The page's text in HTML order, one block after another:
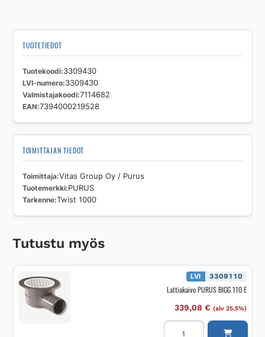
TUOTETIEDOT
Tuotekoodi 3309430
LVI-numero 3309430
Valmistajakoodi 7114682
EAN 7394000219528
TOIMITTAJAN TIEDOT
Toimittaja Vitas Group Oy / Purus
Tuotemerkki PURUS
Tarkenne Twist 1000
Tutustu myös
LVI 3309110
Lattiakaivo PURUS BIGG 110 E
339,08 € (alv 25,5%)
Lattiakaivo
PURUS